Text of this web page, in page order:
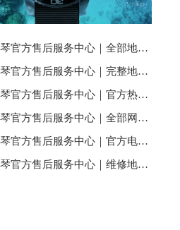
· 成都浪琴官方售后服务中心｜全部地址与售后电话权威信息通告（2026年7月最新）
· 成都浪琴官方售后服务中心｜完整地址与售后服务热线权威信息通告（2026年7月最新）
· 成都浪琴官方售后服务中心｜官方热线及门店地址权威信息公告（2026年7月最新）
· 成都浪琴官方售后服务中心｜全部网点地址与热线权威信息通告（2026年7月最新）
· 成都浪琴官方售后服务中心｜官方电话和网点地址权威信息公告（2026年7月最新）
· 成都浪琴官方售后服务中心｜维修地址及售后服务热线权威信息通告（2026年7月最新）